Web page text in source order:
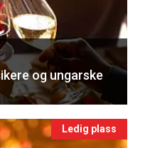
og ungarske
Ledig plass